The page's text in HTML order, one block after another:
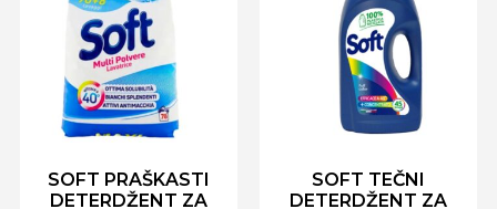
SOFT PRAŠKASTI
DETERDŽENT ZA
SOFT TEČNI
DETERDŽENT ZA